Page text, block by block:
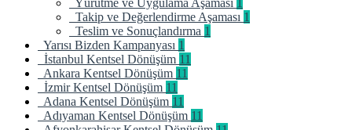
Yürütme ve Uygulama Aşaması 1
Takip ve Değerlendirme Aşaması 1
Teslim ve Sonuçlandırma 1
Yarısı Bizden Kampanyası 1
İstanbul Kentsel Dönüşüm 11
Ankara Kentsel Dönüşüm 11
İzmir Kentsel Dönüşüm 11
Adana Kentsel Dönüşüm 11
Adıyaman Kentsel Dönüşüm 11